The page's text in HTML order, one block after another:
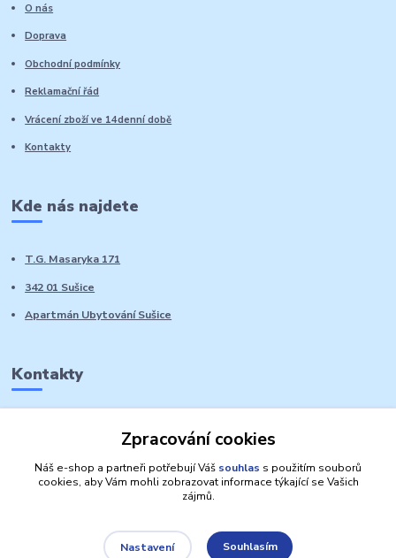
O nás
Doprava
Obchodní podmínky
Reklamační řád
Vrácení zboží ve 14denní době
Kontakty
Kde nás najdete
T.G. Masaryka 171
342 01 Sušice
Apartmán Ubytování Sušice
Kontakty
Zpracování cookies
Náš e-shop a partneři potřebují Váš souhlas s použitím souborů
cookies, aby Vám mohli zobrazovat informace týkající se Vašich
zájmů.
Nastavení Souhlasím